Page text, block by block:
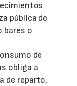
pública de
bares o
de
obliga a
de reparto,